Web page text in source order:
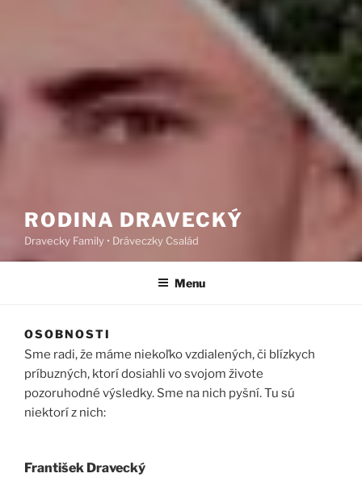
RODINA DRAVECKÝ
Dravecky Family • Dráveczky Család
Menu
OSOBNOSTI
Sme radi, že máme niekoľko vzdialených, či blízkych
príbuzných, ktorí dosiahli vo svojom živote
pozoruhodné výsledky. Sme na nich pyšní. Tu sú
niektorí z nich:
František Dravecký